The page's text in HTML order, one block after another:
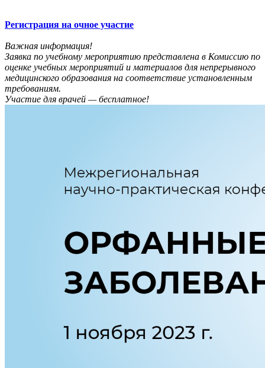
Регистрация на очное участие
Важная информация!
Заявка по учебному мероприятию представлена в Комиссию по
оценке учебных мероприятий и материалов для непрерывного
медицинского образования на соответствие установленным
требованиям.
Участие для врачей — бесплатное!